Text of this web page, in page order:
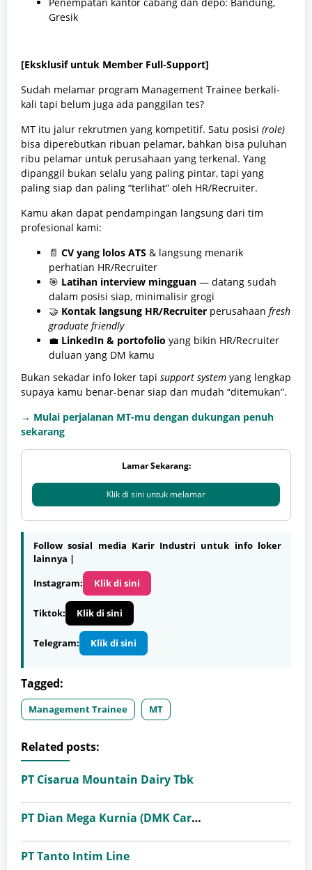
Gresik
[Eksklusif untuk Member Full-Support]
Sudah melamar program Management Trainee berkali-
kali tapi belum juga ada panggilan tes?
MT itu jalur rekrutmen yang kompetitif. Satu posisi (role)
bisa diperebutkan ribuan pelamar, bahkan bisa puluhan
ribu pelamar untuk perusahaan yang terkenal. Yang
dipanggil bukan selalu yang paling pintar, tapi yang
paling siap dan paling “terlihat” oleh HR/Recruiter.
Kamu akan dapat pendampingan langsung dari tim
profesional kami:
📄 CV yang lolos ATS & langsung menarik
perhatian HR/Recruiter
🎯 Latihan interview mingguan — datang sudah
dalam posisi siap, minimalisir grogi
🤝 Kontak langsung HR/Recruiter perusahaan fresh
graduate friendly
💼 LinkedIn & portofolio yang bikin HR/Recruiter
duluan yang DM kamu
Bukan sekadar info loker tapi support system yang lengkap
supaya kamu benar-benar siap dan mudah “ditemukan”.
→ Mulai perjalanan MT-mu dengan dukungan penuh
sekarang
Lamar Sekarang:
Klik di sini untuk melamar
Follow sosial media Karir Industri untuk info loker
lainnya |
Instagram:
Klik di sini
Tiktok: Klik di sini
Telegram: Klik di sini
Tagged:
Management Trainee MT
Related posts:
PT Cisarua Mountain Dairy Tbk
PT Dian Mega Kurnia (DMK Cargo)
PT Tanto Intim Line